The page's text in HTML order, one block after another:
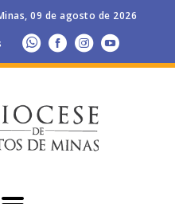
09 de agosto de 2026